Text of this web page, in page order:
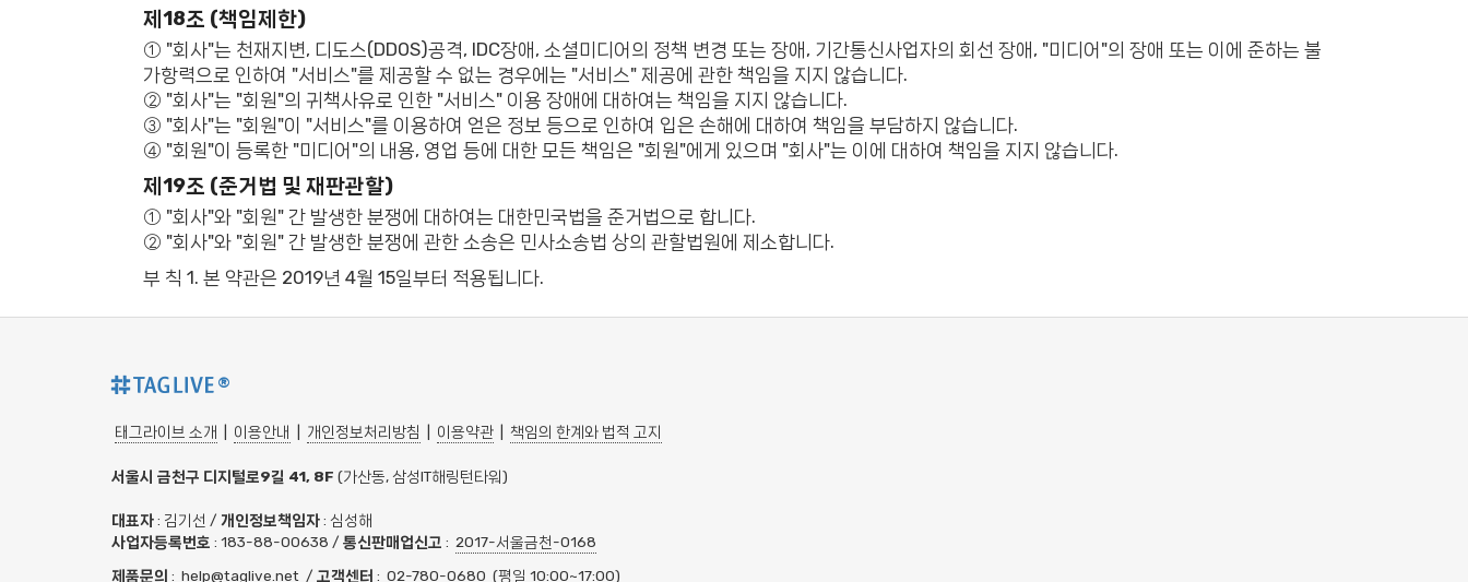
제18조 (책임제한)
① "회사"는 천재지변, 디도스(DDOS)공격, IDC장애, 소셜미디어의 정책 변경 또는 장애, 기간통신사업자의 회선 장애, "미디어"의 장애 또는 이에 준하는 불
가항력으로 인하여 "서비스"를 제공할 수 없는 경우에는 "서비스" 제공에 관한 책임을 지지 않습니다.
② "회사"는 "회원"의 귀책사유로 인한 "서비스" 이용 장애에 대하여는 책임을 지지 않습니다.
③ "회사"는 "회원"이 "서비스"를 이용하여 얻은 정보 등으로 인하여 입은 손해에 대하여 책임을 부담하지 않습니다.
④ "회원"이 등록한 "미디어"의 내용, 영업 등에 대한 모든 책임은 "회원"에게 있으며 "회사"는 이에 대하여 책임을 지지 않습니다.
제19조 (준거법 및 재판관할)
① "회사"와 "회원" 간 발생한 분쟁에 대하여는 대한민국법을 준거법으로 합니다.
② "회사"와 "회원" 간 발생한 분쟁에 관한 소송은 민사소송법 상의 관할법원에 제소합니다.
부 칙 1. 본 약관은 2019년 4월 15일부터 적용됩니다.
®
태그라이브 소개 이용안내 개인정보처리방침 이용약관 책임의 한계와 법적 고지
서울시 금천구 디지털로9길 41, 8F (가산동, 삼성IT해링턴타워)
대표자: 김기선 / 개인정보책임자: 심성해
사업자등록번호 : 183-88-00638 / 통신판매업신고 : 2017-서울금천-0168
제품문의 : help@taglive.net / 고객센터 : 02-780-0680 (평일 10:00~17:00)